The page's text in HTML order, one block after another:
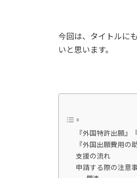
今回は、タイトルに
いと思います。
目
『外国特許出願』
『外国出願費用の
支援の流れ
申請する際の注意